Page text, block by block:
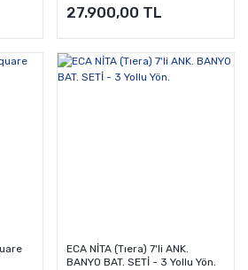
27.900,00 TL
ECA NİTA (Tıera) 7'li ANK.
BANYO BAT. SETİ - 3 Yollu Yön.